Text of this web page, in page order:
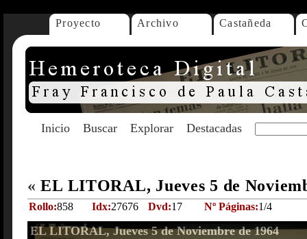
Proyecto Archivo Castañeda
Inicio Buscar Explorar Destacadas
« EL LITORAL, Jueves 5 de
Rollo:858 Idx:27676 Dvd:17 Nº Páginas:1/4
EL LITORAL, Jueves 5 de Noviembre de 1964